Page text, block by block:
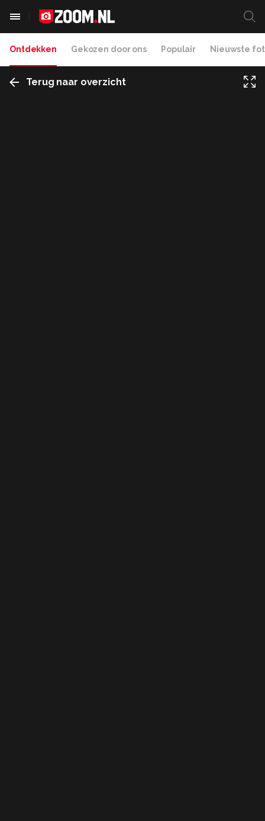
Ontdekken Gekozen door ons Populair Nieuwste
Terug naar overzicht